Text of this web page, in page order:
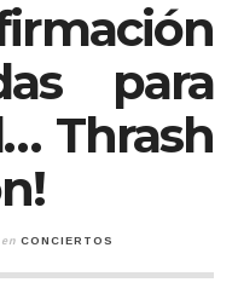
para
Thrash
en CONCIERTOS